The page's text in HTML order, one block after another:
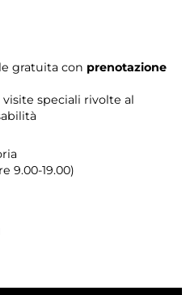
gratuita con prenotazione
speciali rivolte al
9.00-19.00)